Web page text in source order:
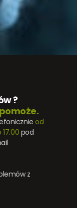
?
od
17.00pod
z